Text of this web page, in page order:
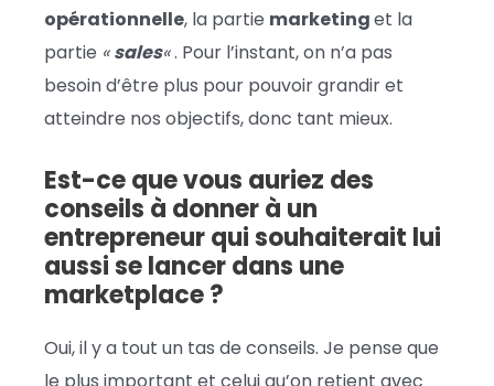
opérationnelle, la partie marketinget la
partie «sales«. Pour l’instant, on n’a pas
besoin d’être plus pour pouvoir grandir et
atteindre nos objectifs, donc tant mieux.
Est-ce que vous auriez des
conseils à donner à un
entrepreneur qui souhaiterait lui
aussi se lancer dans une
marketplace ?
Oui, il y a tout un tas de conseils. Je pense que
le plus important et celui qu’on retient avec